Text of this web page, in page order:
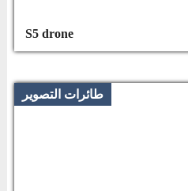
S5 drone
طائرات التصوير